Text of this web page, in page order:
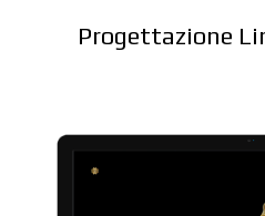
Progettazione